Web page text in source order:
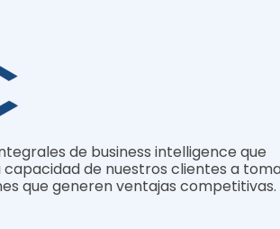
de business intelligence que
de nuestros clientes a
que generen ventajas competitivas.